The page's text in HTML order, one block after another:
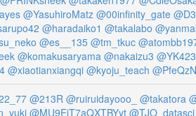
@YasuhiroMatz @00infinity_gate
@haradaiko1 @takalabo
@es__135 @tm_tkuc
@komakusaryama @nakaizu3
@xiaotianxiangqi @kyoju_teach
@213R @ruiruidayooo_ @takatora
@MU9EiT7aQXTBYyt @TJO_datasci